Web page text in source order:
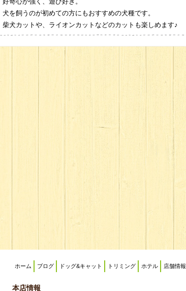
犬を飼うのが初めての方にもおすすめの犬種です。
柴犬カットや、ライオンカットなどのカットも楽しめます♪
ホーム ブログ ドッグ&キャット トリミング ホテル 店舗情報
本店情報